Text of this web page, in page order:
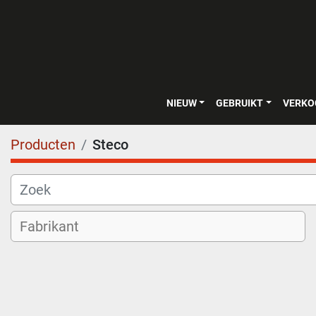
NIEUW GEBRUIKT
Producten Steco